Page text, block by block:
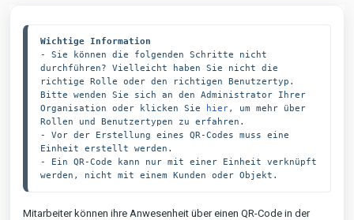
Wichtige Information
- Sie können die folgenden Schritte nicht
durchführen? Vielleicht haben Sie nicht die
richtige Rolle oder den richtigen Benutzertyp.
Bitte wenden Sie sich an den Administrator Ihrer
Organisation oder klicken Sie
hier,
um mehr über
Rollen und Benutzertypen zu erfahren.
- Vor der Erstellung eines QR-Codes muss eine
Einheit erstellt werden.
- Ein QR-Code kann nur mit einer Einheit verknüpft
werden, nicht mit einem Kunden oder Objekt.
Mitarbeiter können ihre Anwesenheit über einen QR-Code in der